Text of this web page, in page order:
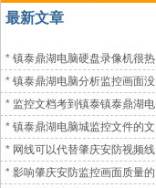
最新文章
* 镇泰鼎湖电脑硬盘录像机很热
* 镇泰鼎湖电脑分析监控画面没
* 监控文档考到镇泰镇泰鼎湖电
* 镇泰鼎湖电脑城监控文件的文
* 网线可以代替肇庆安防视频线
* 影响肇庆安防监控画面质量的